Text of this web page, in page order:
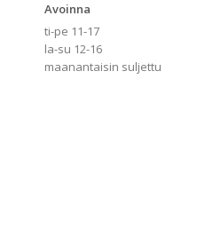
Avoinna
ti-pe 11-17
la-su 12-16
maanantaisin suljettu